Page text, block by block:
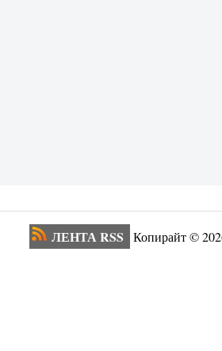
ЛЕНТА RSS Копирайт ©